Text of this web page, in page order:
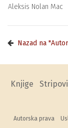
Aleksis Nolan Mac
Nazad na
Knjige Stripovi
Autorska prava